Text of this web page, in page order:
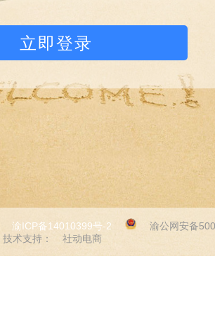
立即登录
渝ICP备14010399号-2
渝公网安备
技术支持：
社动电商